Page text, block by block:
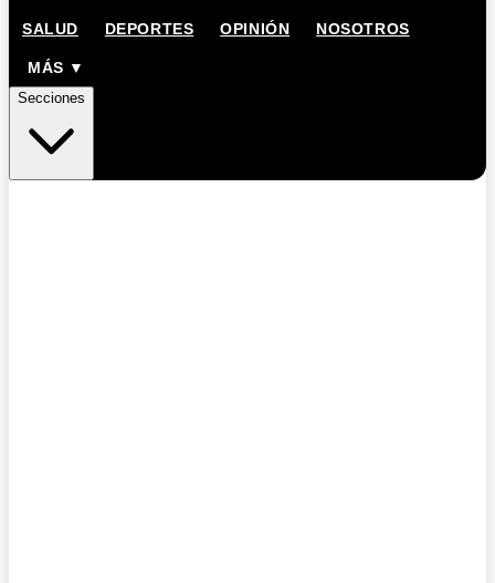
SALUD DEPORTES OPINIÓN NOSOTROS
MÁS ▼
Secciones